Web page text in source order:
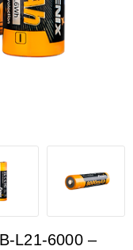
L21-6000 –